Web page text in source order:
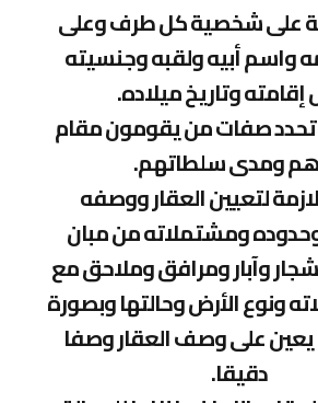
على شخصية كل طرف وعلى
واسم أبيه ولقبه وجنسيته
وتاريخ ميلاده.
تحدد صفات من يقومون مقام
ومدى سلطاتهم.
لتعيين العقار ووصفه
ومشتملاته من مبان
وآبار ومرافق وملاحق مع
ونوع الأرض وحالتها وبصورة
على وصف العقار وصفا
دقيقا.